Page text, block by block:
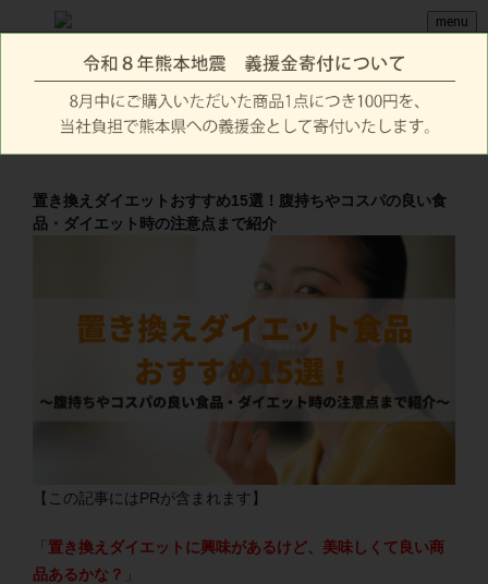
menu
置き換えダイエットおすすめ15選！腹持ちやコスパの良い食
品・ダイエット時の注意点まで紹介
【この記事にはPRが含まれます】
置き換えダイエットに興味があるけど、美味しくて良い商
品あるかな？